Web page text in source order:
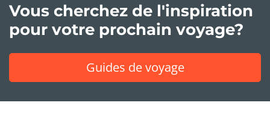
Vous cherchez de l'inspiration
pour votre prochain voyage?
Guides de voyage